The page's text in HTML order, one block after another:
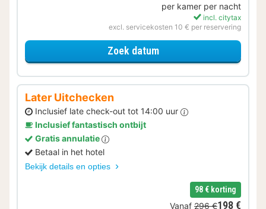
per kamer per nacht
incl. citytax
excl. servicekosten 10 € per reservering
Zoek datumvoor Met parkeerplek
Later Uitchecken
Inclusief late check-out tot 14:00 uur
Inclusief fantastisch ontbijt
Gratis annulatie
Betaal in het hotel
Bekijk details en opties
98 € korting
Vanaf 296 €198 €